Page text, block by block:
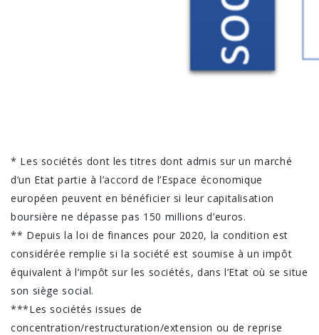
* Les sociétés dont les titres dont admis sur un marché
d’un Etat partie à l’accord de l’Espace économique
européen peuvent en bénéficier si leur capitalisation
boursière ne dépasse pas 150 millions d’euros.
** Depuis la loi de finances pour 2020, la condition est
considérée remplie si la société est soumise à un impôt
équivalent à l’impôt sur les sociétés, dans l’Etat où se situe
son siège social.
***Les sociétés issues de
concentration/restructuration/extension ou de reprise